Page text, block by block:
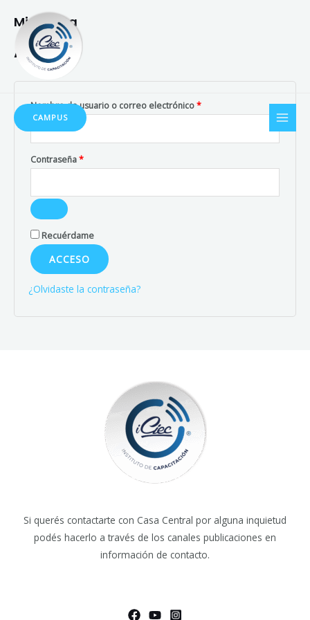
contenido
CAMPUS
Mi cuenta
Acceder
Nombre de usuario o correo electrónico*
Contraseña*
Recuérdame
ACCESO
¿Olvidaste la contraseña?
Si querés contactarte con Casa Central por alguna inquietud
podés hacerlo a través de los canales publicaciones en
información de contacto.